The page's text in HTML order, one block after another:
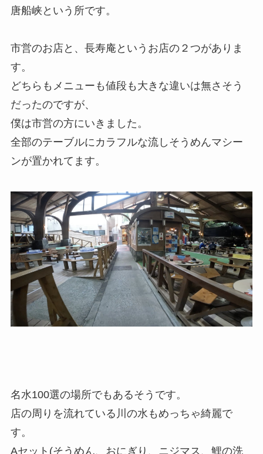
唐船峡という所です。
市営のお店と、長寿庵というお店の２つがありま
す。
どちらもメニューも値段も大きな違いは無さそう
だったのですが、
僕は市営の方にいきました。
全部のテーブルにカラフルな流しそうめんマシー
ンが置かれてます。
名水100選の場所でもあるそうです。
店の周りを流れている川の水もめっちゃ綺麗で
す。
Aセット(そうめん、おにぎり、ニジマス、鯉の洗